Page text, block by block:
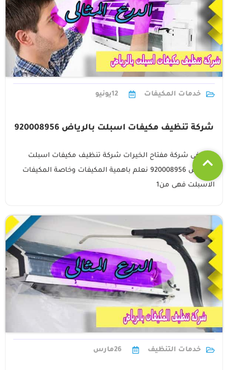
خدمات المكيفات 12يونيو
شركة تنظيف مكيفات اسبلت بالرياض 920008956
نحن فى شركة مفتاح الخيرات شركة تنظيف مكيفات اسبلت
بالرياض 920008956 نعلم باهمية المكيفات وخاصة المكيفات
الاسبلت فهى من1
خدمات التنظيف 26مارس